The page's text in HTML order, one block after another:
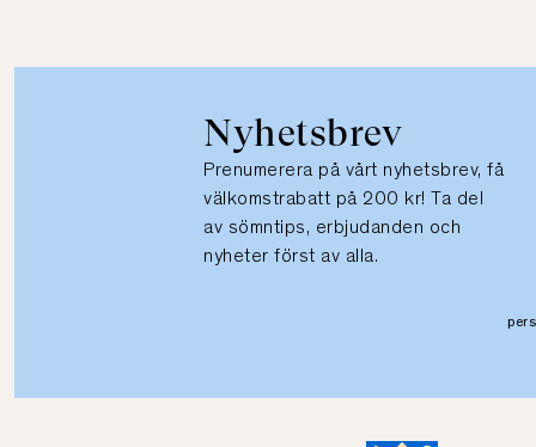
Nyhetsbrev
Prenumerera på vårt nyhetsbrev, få
välkomstrabatt på 200 kr! Ta del
av sömntips, erbjudanden och
nyheter först av alla.